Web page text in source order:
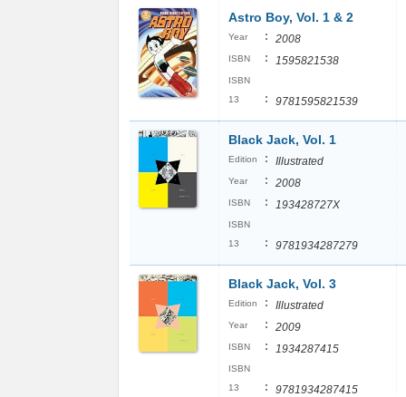
Astro Boy, Vol. 1 & 2
Year : 2008
ISBN : 1595821538
ISBN
13
: 9781595821539
Black Jack, Vol. 1
Edition : Illustrated
Year : 2008
ISBN : 193428727X
ISBN
13
: 9781934287279
Black Jack, Vol. 3
Edition : Illustrated
Year : 2009
ISBN : 1934287415
ISBN
13
: 9781934287415